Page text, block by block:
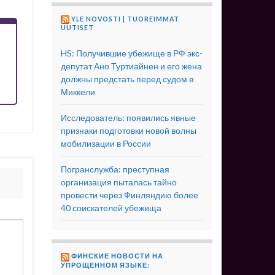
YLE NOVOSTI | TUOREIMMAT
UUTISET
HS: Получившие убежище в РФ экс-
депутат Ано Туртиайнен и его жена
должны предстать перед судом в
Миккели
Исследователь: появились явные
признаки подготовки новой волны
мобилизации в России
Погранслужба: преступная
организация пыталась тайно
провести через Финляндию более
40 соискателей убежища
ФИНСКИЕ НОВОСТИ НА
УПРОЩЕННОМ ЯЗЫКЕ: